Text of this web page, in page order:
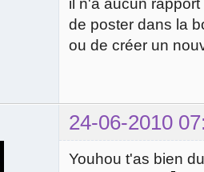
il n'a aucun
de poster dans la
ou de créer un
24-06-2010
Youhou t'as bien